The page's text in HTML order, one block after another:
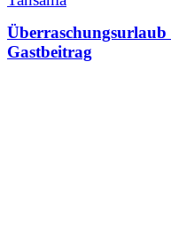
Gastbeitrag